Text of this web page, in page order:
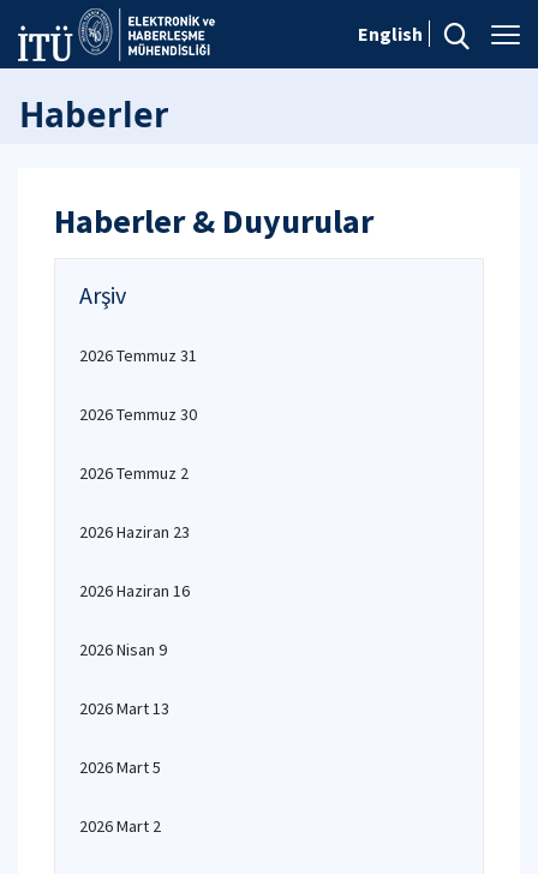
English
Haberler
Haberler & Duyurular
Arşiv
2026 Temmuz 31
2026 Temmuz 30
2026 Temmuz 2
2026 Haziran 23
2026 Haziran 16
2026 Nisan 9
2026 Mart 13
2026 Mart 5
2026 Mart 2